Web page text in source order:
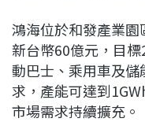
鴻海位於和發產業
新台幣60億元，目
動巴士、乘用車及
求，產能可達到
市場需求持續擴充。